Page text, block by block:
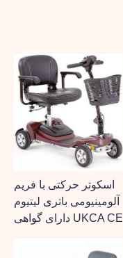
اسکوتر حرکتی با فریم
آلومینیومی باتری لیتیوم
دارای گواهی UKCA CE